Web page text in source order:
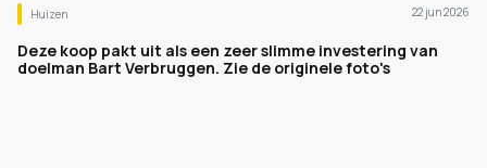
Huizen 22 jun 2026
Deze koop pakt uit als een zeer slimme investering van
doelman Bart Verbruggen. Zie de originele foto's